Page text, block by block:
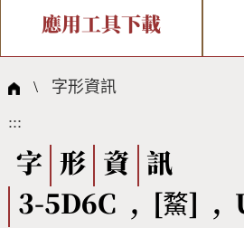
中文碼介紹
國際字碼相關組織
複合查詢
筆畫查詢
筆順序查詢
CNS查詢
新字申請處理流程
字形即時顯示
全字庫授權
應用工具下載
個人電腦造字處理工具
字形下載
問題集
熱門查詢統計
\ 字形資訊
:::
字 形 資
訊
3-5D6C , [䱯] ,